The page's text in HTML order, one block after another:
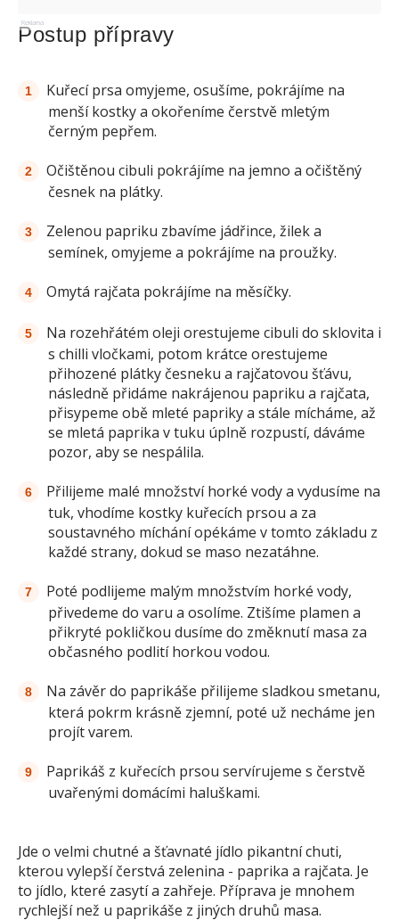
Reklama
Postup přípravy
Kuřecí prsa omyjeme, osušíme, pokrájíme na
menší kostky a okořeníme čerstvě mletým
černým pepřem.
Očištěnou cibuli pokrájíme na jemno a očištěný
česnek na plátky.
Zelenou papriku zbavíme jádřince, žilek a
semínek, omyjeme a pokrájíme na proužky.
Omytá rajčata pokrájíme na měsíčky.
Na rozehřátém oleji orestujeme cibuli do sklovita i
s chilli vločkami, potom krátce orestujeme
přihozené plátky česneku a rajčatovou šťávu,
následně přidáme nakrájenou papriku a rajčata,
přisypeme obě mleté papriky a stále mícháme, až
se mletá paprika v tuku úplně rozpustí, dáváme
pozor, aby se nespálila.
Přilijeme malé množství horké vody a vydusíme na
tuk, vhodíme kostky kuřecích prsou a za
soustavného míchání opékáme v tomto základu z
každé strany, dokud se maso nezatáhne.
Poté podlijeme malým množstvím horké vody,
přivedeme do varu a osolíme. Ztišíme plamen a
přikryté pokličkou dusíme do změknutí masa za
občasného podlití horkou vodou.
Na závěr do paprikáše přilijeme sladkou smetanu,
která pokrm krásně zjemní, poté už necháme jen
projít varem.
Paprikáš z kuřecích prsou servírujeme s čerstvě
uvařenými domácími haluškami.
Jde o velmi chutné a šťavnaté jídlo pikantní chuti,
kterou vylepší čerstvá zelenina - paprika a rajčata. Je
to jídlo, které zasytí a zahřeje. Příprava je mnohem
rychlejší než u paprikáše z jiných druhů masa.